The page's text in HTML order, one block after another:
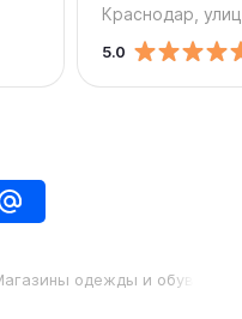
Краснодар,
5.0
одежды и обуви